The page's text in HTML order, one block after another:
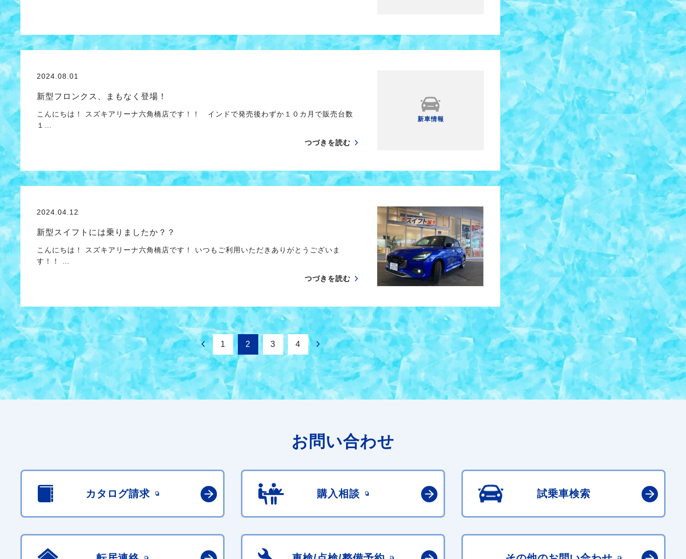
2024.08.01
新型フロンクス、まもなく登場！
こんにちは！ スズキアリーナ六角橋店です！！ インドで発売後わずか１０カ月で販売台数
１…
つづきを読む
新車情報
2024.04.12
新型スイフトには乗りましたか？？
こんにちは！ スズキアリーナ六角橋店です！ いつもご利用いただきありがとうございま
す！！ …
つづきを読む
1 2 3 4
お問い合わせ
カタログ請求 購入相談 試乗車検索